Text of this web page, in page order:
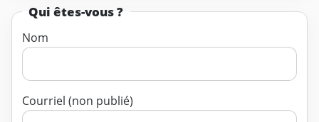
Qui êtes-vous ?
Nom
Courriel (non publié)